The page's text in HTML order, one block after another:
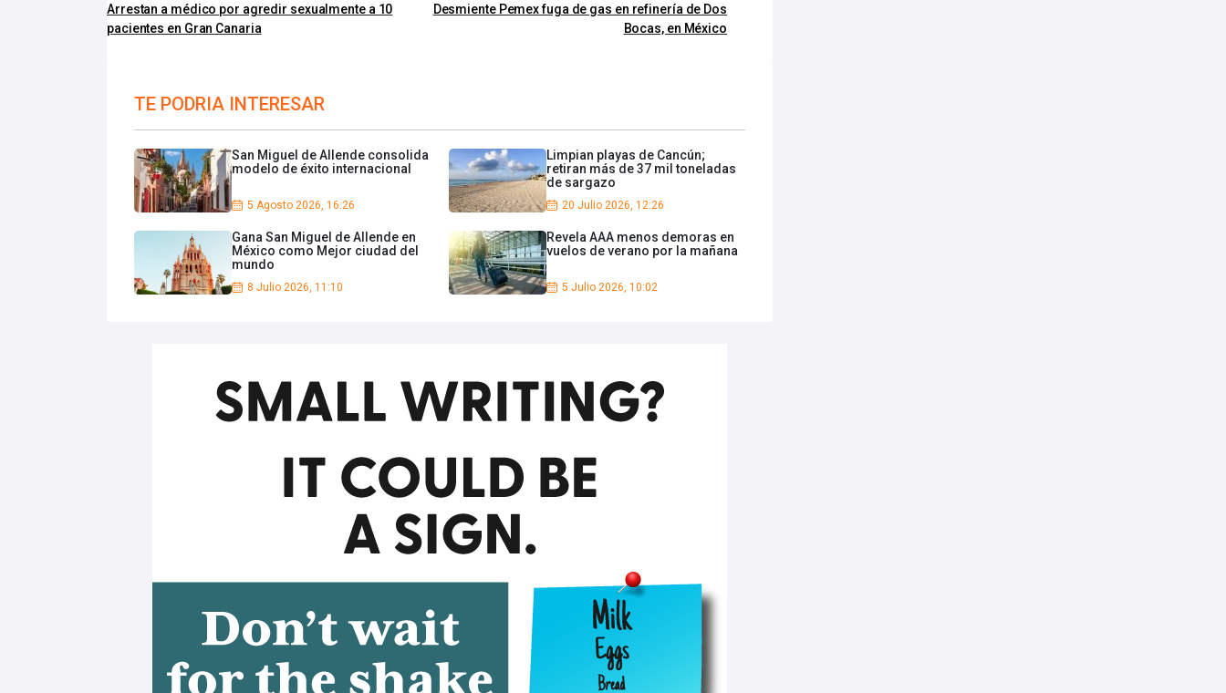
Arrestan a médico por agredir sexualmente a 10
pacientes en Gran Canaria
Desmiente Pemex fuga de gas en refinería de Dos
Bocas, en México
TE PODRIA INTERESAR
San Miguel de Allende consolida
modelo de éxito internacional
5 Agosto 2026, 16:26
Limpian playas de Cancún;
retiran más de 37 mil toneladas
de sargazo
20 Julio 2026, 12:26
Gana San Miguel de Allende en
México como Mejor ciudad del
mundo
8 Julio 2026, 11:10
Revela AAA menos demoras en
vuelos de verano por la mañana
5 Julio 2026, 10:02